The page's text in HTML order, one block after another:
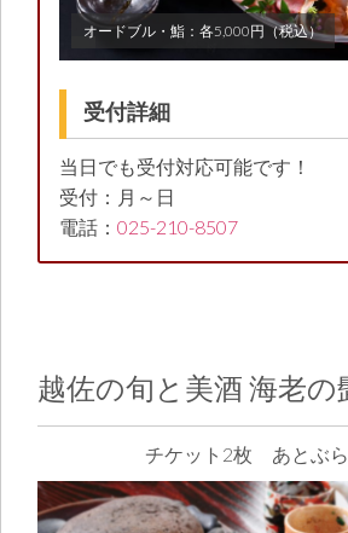
オードブル・鮨：各5,000円（税込）
受付詳細
当日でも受付対応可能です！
受付：月～日
電話： 025-210-8507
越佐の旬と美酒 海老の
チケット2枚 あとぶ